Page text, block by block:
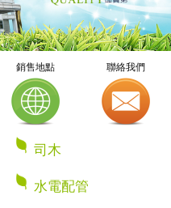
銷售地點 聯絡我們
司木
水電配管